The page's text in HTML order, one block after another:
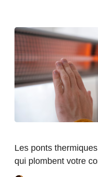
Les ponts
qui plombent votre